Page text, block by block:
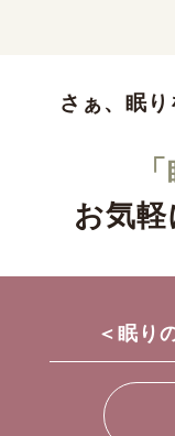
さぁ、眠
お気
＜眠り